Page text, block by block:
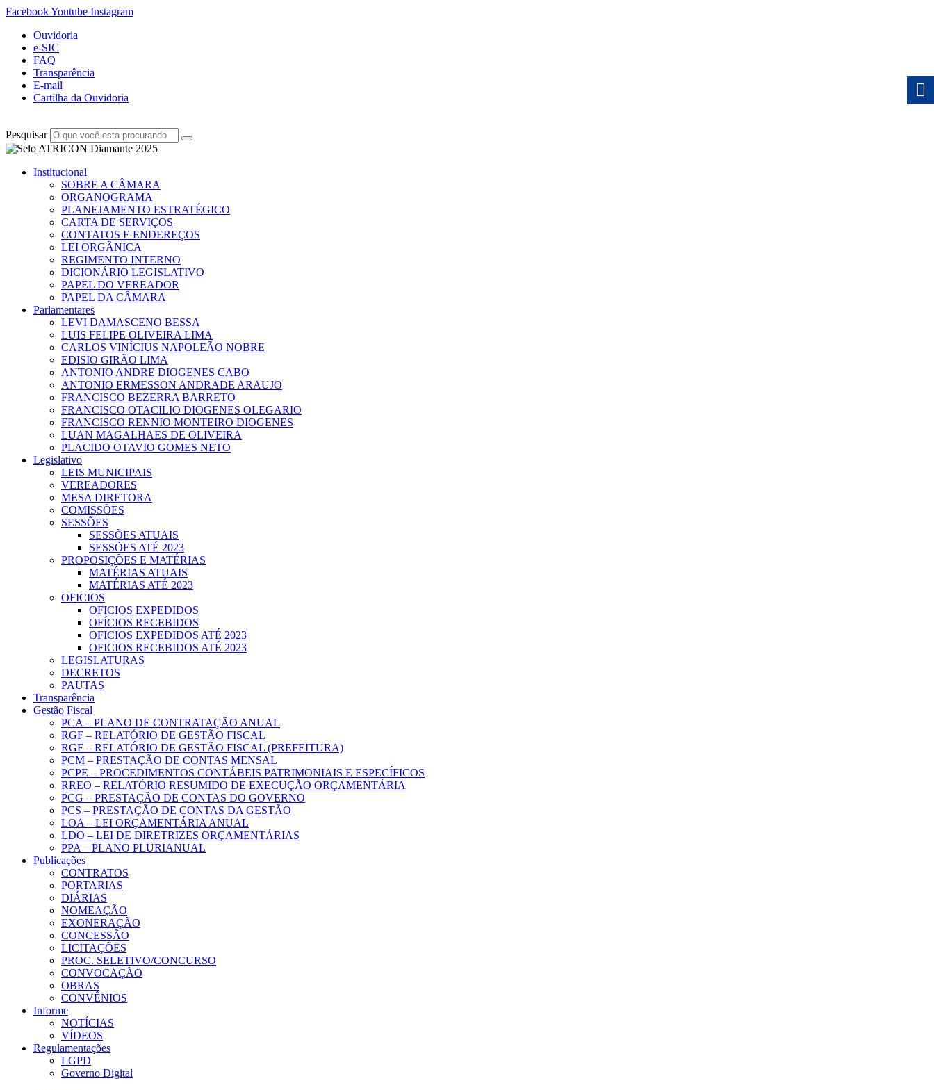
FacebookYoutube Instagram
Ouvidoria
e-SIC
FAQ
Transparência
E-mail
Cartilha da Ouvidoria
Pesquisar
Institucional
SOBRE A CÂMARA
ORGANOGRAMA
PLANEJAMENTO ESTRATÉGICO
CARTA DE SERVIÇOS
CONTATOS E ENDEREÇOS
LEI ORGÂNICA
REGIMENTO INTERNO
DICIONÁRIO LEGISLATIVO
PAPEL DO VEREADOR
PAPEL DA CÂMARA
Parlamentares
LEVI DAMASCENO BESSA
LUIS FELIPE OLIVEIRA LIMA
CARLOS VINÍCIUS NAPOLEÃO NOBRE
EDISIO GIRÃO LIMA
ANTONIO ANDRE DIOGENES CABO
ANTONIO ERMESSON ANDRADE ARAUJO
FRANCISCO BEZERRA BARRETO
FRANCISCO OTACILIO DIOGENES OLEGARIO
FRANCISCO RENNIO MONTEIRO DIOGENES
LUAN MAGALHAES DE OLIVEIRA
PLACIDO OTAVIO GOMES NETO
Legislativo
LEIS MUNICIPAIS
VEREADORES
MESA DIRETORA
COMISSÕES
SESSÕES
SESSÕES ATUAIS
SESSÕES ATÉ 2023
PROPOSIÇÕES E MATÉRIAS
MATÉRIAS ATUAIS
MATÉRIAS ATÉ 2023
OFICIOS
OFICIOS EXPEDIDOS
OFÍCIOS RECEBIDOS
OFICIOS EXPEDIDOS ATÉ 2023
OFICIOS RECEBIDOS ATÉ 2023
LEGISLATURAS
DECRETOS
PAUTAS
Transparência
Gestão Fiscal
PCA – PLANO DE CONTRATAÇÃO ANUAL
RGF – RELATÓRIO DE GESTÃO FISCAL
RGF – RELATÓRIO DE GESTÃO FISCAL (PREFEITURA)
PCM – PRESTAÇÃO DE CONTAS MENSAL
PCPE – PROCEDIMENTOS CONTÁBEIS PATRIMONIAIS E ESPECÍFICOS
RREO – RELATÓRIO RESUMIDO DE EXECUÇÃO ORÇAMENTÁRIA
PCG – PRESTAÇÃO DE CONTAS DO GOVERNO
PCS – PRESTAÇÃO DE CONTAS DA GESTÃO
LOA – LEI ORÇAMENTÁRIA ANUAL
LDO – LEI DE DIRETRIZES ORÇAMENTÁRIAS
PPA – PLANO PLURIANUAL
Publicações
CONTRATOS
PORTARIAS
DIÁRIAS
NOMEAÇÃO
EXONERAÇÃO
CONCESSÃO
LICITAÇÕES
PROC. SELETIVO/CONCURSO
CONVOCAÇÃO
OBRAS
CONVÊNIOS
Informe
NOTÍCIAS
VÍDEOS
Regulamentações
LGPD
Governo Digital